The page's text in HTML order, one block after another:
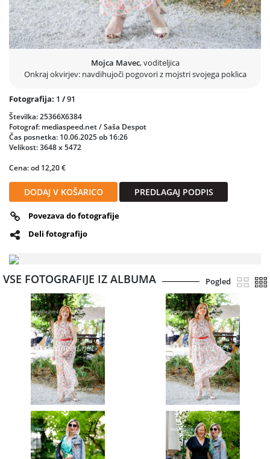
Mojca Mavec, voditeljica
Onkraj okvirjev: navdihujoči pogovori z mojstri svojega poklica
Fotografija: 1 /91
Številka: 25366X6384
Fotograf: mediaspeed.net / Saša Despot
Čas posnetka: 10.06.2025 ob 16:26
Velikost: 3648 x 5472
Cena: od 12,20 €
DODAJ V KOŠARICO PREDLAGAJ PODPIS
Povezava do fotografije
Deli fotografijo
VSE FOTOGRAFIJE IZ ALBUMA Pogled